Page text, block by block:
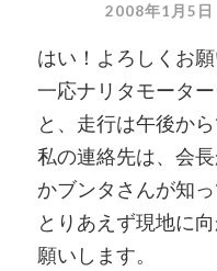
2008年1月5日
はい！よろしくお
一応ナリタモータ
と、走行は午後か
私の連絡先は、会
かブンタさんが知っ
とりあえず現地に
願いします。